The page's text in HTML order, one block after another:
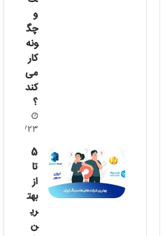
و
چگ
ونه
کار
می‌
کند
؟
1404/06/23
5
تا
از
بهت
ری
ن